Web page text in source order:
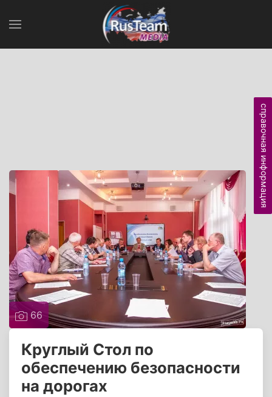
66
Круглый Стол по
обеспечению безопасности
на дорогах
справочная информация